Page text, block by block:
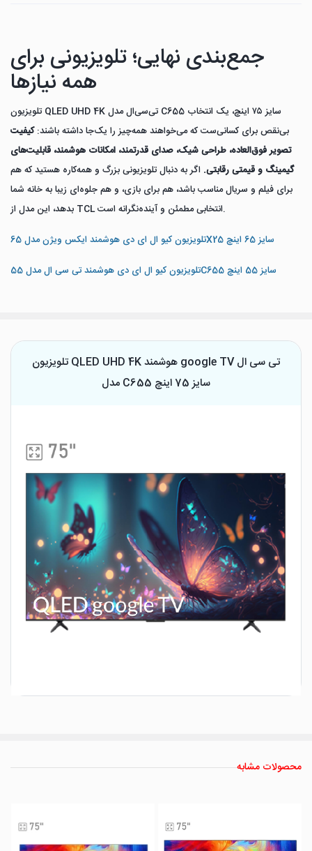
جمع‌بندی نهایی؛ تلویزیونی برای
همه نیازها
تلویزیون QLED UHD 4K تی‌سی‌ال مدل C655 سایز ۷۵ اینچ، یک انتخاب
بی‌نقص برای کسانی‌ست که می‌خواهند همه‌چیز را یک‌جا داشته باشند:کیفیت
تصویر فوق‌العاده، طراحی شیک، صدای قدرتمند، امکانات هوشمند، قابلیت‌های
گیمینگ و قیمتی رقابتی. اگر به دنبال تلویزیونی بزرگ و همه‌کاره هستید که هم
برای فیلم و سریال مناسب باشد، هم برای بازی، و هم جلوه‌ای زیبا به خانه شما
بدهد، این مدل از TCL انتخابی مطمئن و آینده‌نگرانه است.
تلویزیون کیو ال ای دی هوشمند ایکس ویژن مدل 65X25 سایز 65 اینچ
تلویزیون کیو ال ای دی هوشمند تی سی ال مدل 55C655 سایز 55 اینچ
تلویزیون QLED UHD 4K هوشمند google TV تی سی ال
مدل C655 سایز 75 اینچ
محصولات مشابه